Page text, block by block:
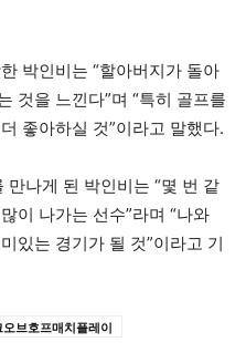
박인비는 “할아버지가 돌아
것을 느낀다”며 “특히 골프를
좋아하실 것”이라고 말했다.
나게 된 박인비는 “몇 번 같
이 나가는 선수”라며 “나와
있는 경기가 될 것”이라고 기
오브호프매치플레이